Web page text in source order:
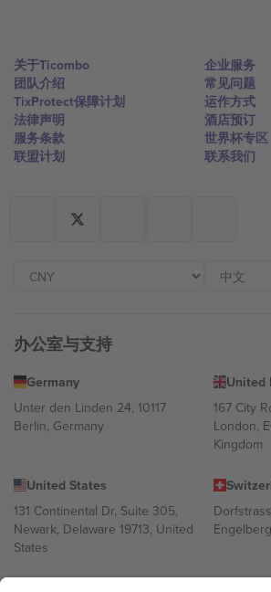
关于Ticombo
团队介绍
TixProtect保障计划
法律声明
服务条款
联盟计划
企业服务
常见问题
运作方式
酒店预订
世界杯专区
联系我们
办公室与支持
Germany
Unter den Linden 24, 10117
Berlin, Germany
United
167 City
London,
Kingdom
United States
131 Continental Dr, Suite 305,
Newark, Delaware 19713, United
States